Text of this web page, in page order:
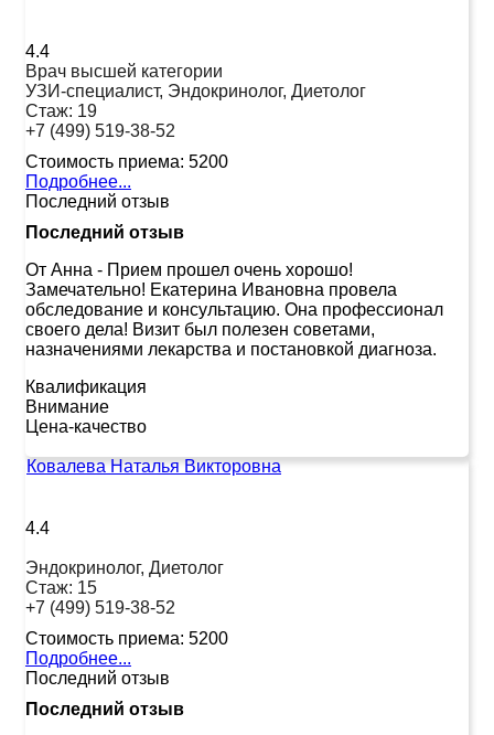
4.4
Врач высшей категории
УЗИ-специалист, Эндокринолог, Диетолог
Стаж: 19
+7 (499) 519-38-52
Стоимость приема: 5200
Подробнее...
Последний отзыв
Последний отзыв
От Анна - Прием прошел очень хорошо!
Замечательно! Екатерина Ивановна провела
обследование и консультацию. Она профессионал
своего дела! Визит был полезен советами,
назначениями лекарства и постановкой диагноза.
Квалификация
Внимание
Цена-качество
Ковалева Наталья Викторовна
4.4
Эндокринолог, Диетолог
Стаж: 15
+7 (499) 519-38-52
Стоимость приема: 5200
Подробнее...
Последний отзыв
Последний отзыв